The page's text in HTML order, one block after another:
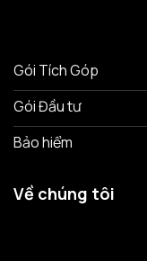
Gói Tích Góp
Gói Đầu tư
Bảo hiểm
Về chúng tôi